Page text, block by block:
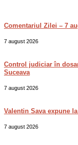
Comentariul Zilei – 7
7 august 2026
Control judiciar în
Suceava
7 august 2026
Valentin Sava expune
7 august 2026